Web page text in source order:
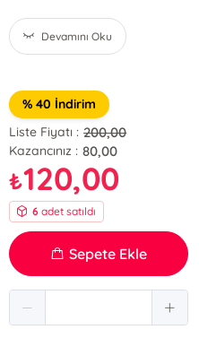
Devamını Oku
% 40 İndirim
Liste Fiyatı : 200,00
Kazancınız : 80,00
₺120,00
6 adet satıldı
Sepete Ekle